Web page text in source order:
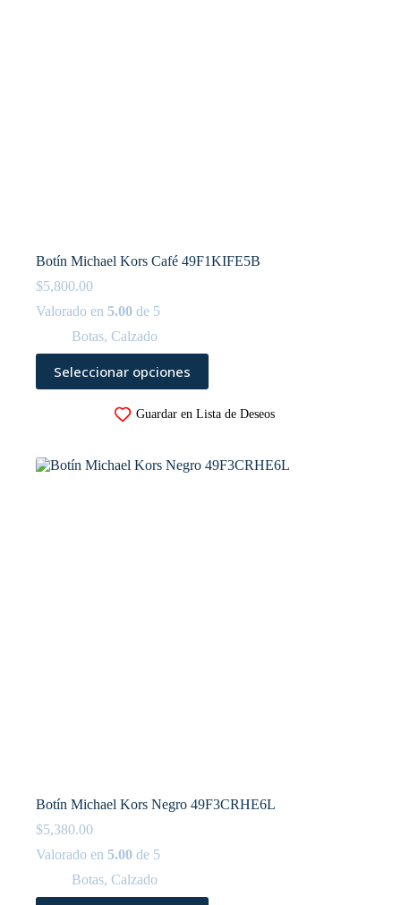
Botín Michael Kors Café 49F1KIFE5B
$5,800.00
Valorado en 5.00 de 5
Botas, Calzado
Seleccionar opciones
Este
producto
tiene
opciones
se
Guardar en Lista de Deseos
Botín Michael Kors Negro 49F3CRHE6L
$5,380.00
Valorado en 5.00 de 5
Botas, Calzado